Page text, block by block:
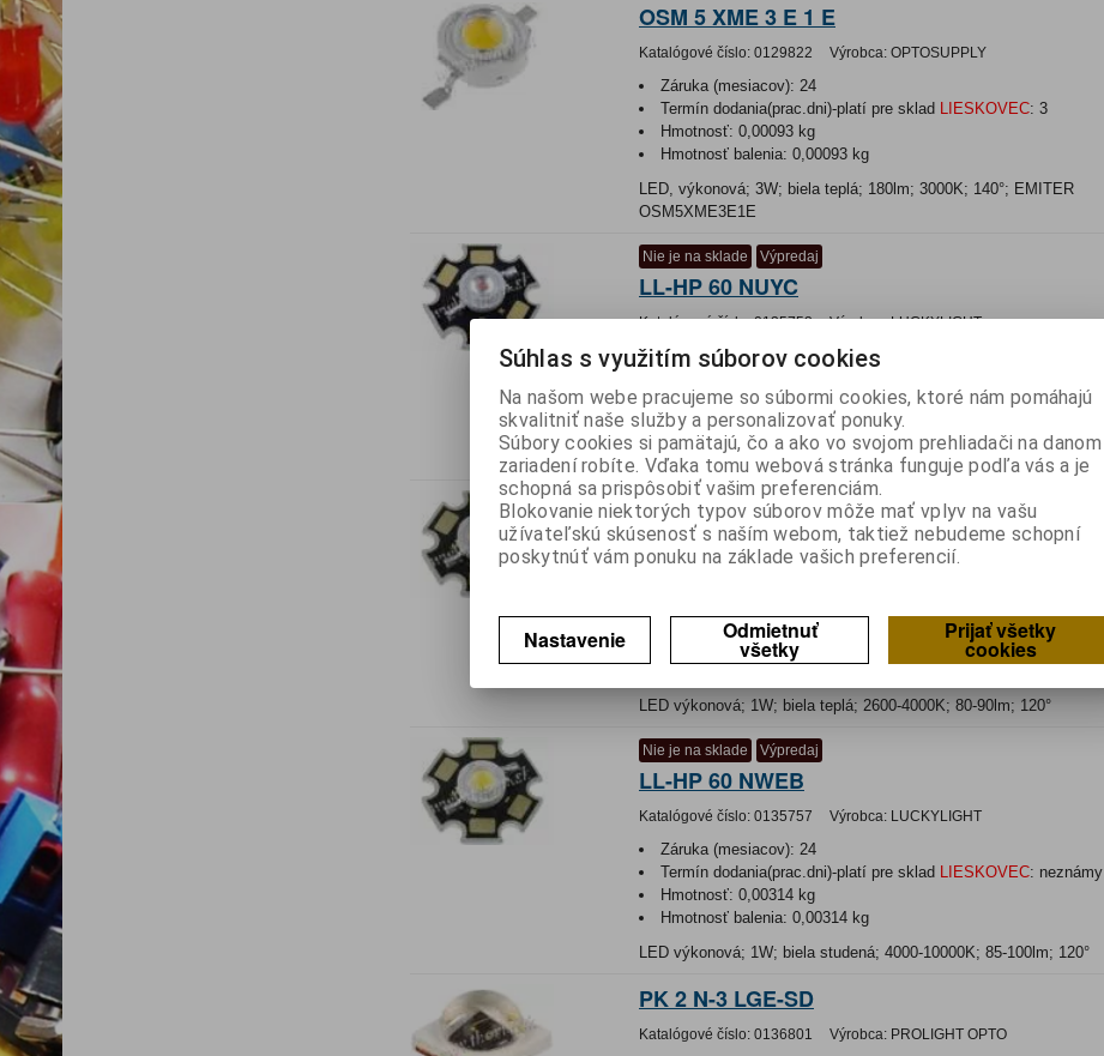
OSM 5 XME 3 E 1 E
Katalógové číslo: 0129822 Výrobca: OPTOSUPPLY
Záruka (mesiacov): 24
Termín dodania(prac.dni)-platí pre sklad LIESKOVEC: 3
Hmotnosť: 0,00093 kg
Hmotnosť balenia: 0,00093 kg
LED, výkonová; 3W; biela teplá; 180lm; 3000K; 140°; EMITER
OSM5XME3E1E
Nie je na sklade Výpredaj
LL-HP 60 NUYC
Katalógové číslo:0135753 Výrobca:LUCKYLIGHT
Záruka (mesiacov): 24
Hmotnosť: 0,00603 kg
Hmotnosť balenia:0,00603 kg
LED výkonová; 1W; žltá; 30-40lm; 120°; 590nm
Nie je na sklade Výpredaj
LL-HP 60 NW 6 EB
Výrobca:
Termín dodania(prac.dni)-platí pre sklad
LIESKOVEC:neznámy
0,00603 kg
LED výkonová; 1W; biela teplá; 2600-4000K; 80-90lm; 120°
Nie je na sklade Výpredaj
LL-HP 60 NWEB
Katalógové číslo: 0135757 Výrobca: LUCKYLIGHT
Záruka (mesiacov): 24
Termín dodania(prac.dni)-platí pre sklad LIESKOVEC: neznámy
Hmotnosť: 0,00314 kg
Hmotnosť balenia: 0,00314 kg
LED výkonová; 1W; biela studená; 4000-10000K; 85-100lm; 120°
PK 2 N-3 LGE-SD
Katalógové číslo: 0136801 Výrobca: PROLIGHT OPTO
Súhlas s využitím súborov cookies
Na našom webe pracujeme so súbormi cookies, ktoré nám pomáhajú
skvalitniť naše služby a personalizovať ponuky.
Súbory cookies si pamätajú, čo a ako vo svojom prehliadači na danom
zariadení robíte. Vďaka tomu webová stránka funguje podľa vás a je
schopná sa prispôsobiť vašim preferenciám.
Blokovanie niektorých typov súborov môže mať vplyv na vašu
užívateľskú skúsenosť s naším webom, taktiež nebudeme schopní
poskytnúť vám ponuku na základe vašich preferencií.
Nastavenie Odmietnuť
všetky
Prijať všetky
cookies